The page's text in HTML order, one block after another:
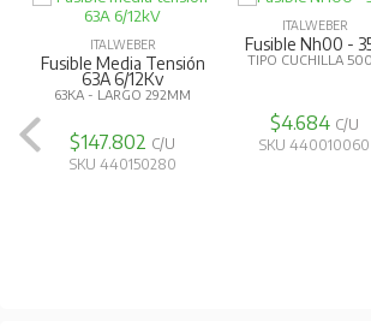
Contactos de plata
Elemento extintor de arco: arena de
Capacidad de ruptura: 50kA
Fusibles con indicador delantero
ITALWEBER
Fusible Media Tensión
63A 6/12Kv
63KA - LARGO 292MM
$147.802 C/U
SKU 440150280
ITALWEBER
Fusible Nh00 -
TIPO CUCHILLA
$4.684 C/U
SKU 440010060